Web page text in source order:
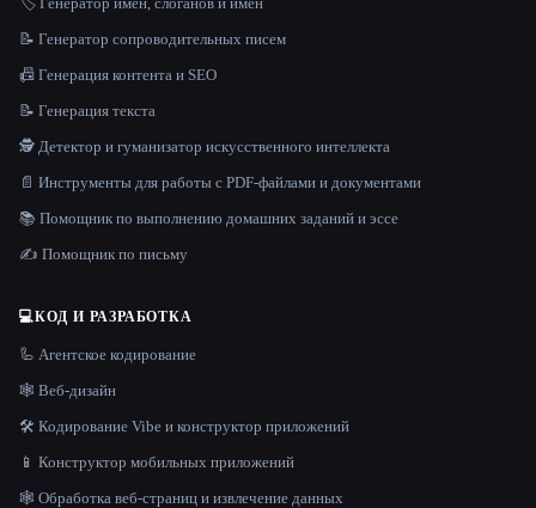
📝 Генератор сопроводительных писем
📠 Генерация контента и SEO
📝 Генерация текста
🕵️ Детектор и гуманизатор искусственного интеллекта
📄 Инструменты для работы с PDF-файлами и документами
📚 Помощник по выполнению домашних заданий и эссе
✍️ Помощник по письму
💻КОД И РАЗРАБОТКА
🦾 Агентское кодирование
🕸 Веб-дизайн
🛠️ Кодирование Vibe и конструктор приложений
📱 Конструктор мобильных приложений
🕸️ Обработка веб-страниц и извлечение данных